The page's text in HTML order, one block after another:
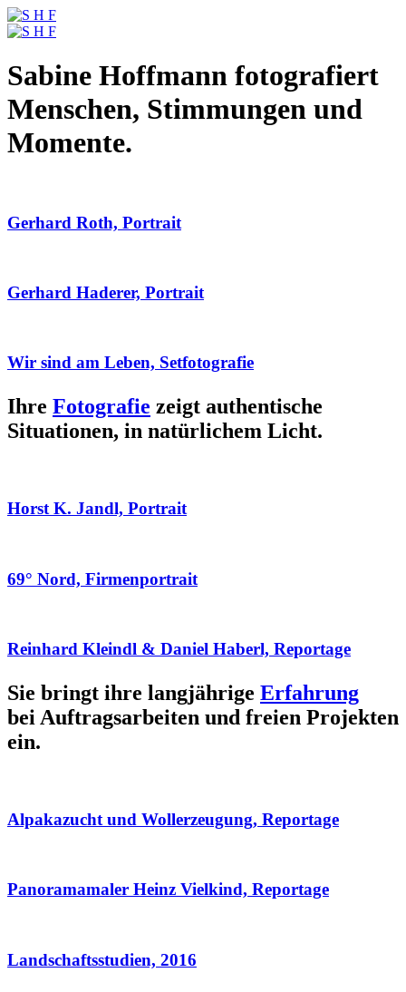
Sabine Hoffmann fotografiert
Menschen, Stimmungen und
Momente.
Gerhard Roth, Portrait
Gerhard Haderer, Portrait
Wir sind am Leben, Setfotografie
Ihre Fotografie zeigt authentische
Situationen, in natürlichem Licht.
Horst K. Jandl, Portrait
69° Nord, Firmenportrait
Reinhard Kleindl & Daniel Haberl, Reportage
Sie bringt ihre langjährige Erfahrung
bei Auftragsarbeiten und freien Projekten
ein.
Alpakazucht und Wollerzeugung, Reportage
Panoramamaler Heinz Vielkind, Reportage
Landschaftsstudien, 2016